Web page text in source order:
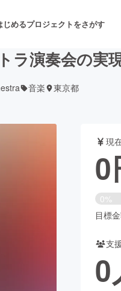
じめるプロジェクトをさがす
舞台・パフォーマン
ビューティー・ヘル
ラ演奏会の実
音楽 東京都
現
0
0%
目標
支
0